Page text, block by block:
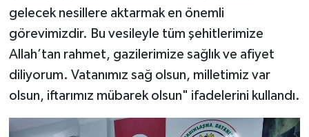
gelecek nesillere aktarmak en önemli
görevimizdir. Bu vesileyle tüm şehitlerimize
Allah’tan rahmet, gazilerimize sağlık ve afiyet
diliyorum. Vatanımız sağ olsun, milletimiz var
olsun, iftarımız mübarek olsun" ifadelerini kullandı.